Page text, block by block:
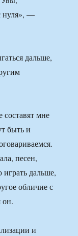
нуля», —
дальше,
составят мне
быть и
песен,
дальше,
обличие с
он.
и